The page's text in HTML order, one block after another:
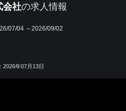
会社の求人情報
07/04 ～2026/09/02
2026年07月13日